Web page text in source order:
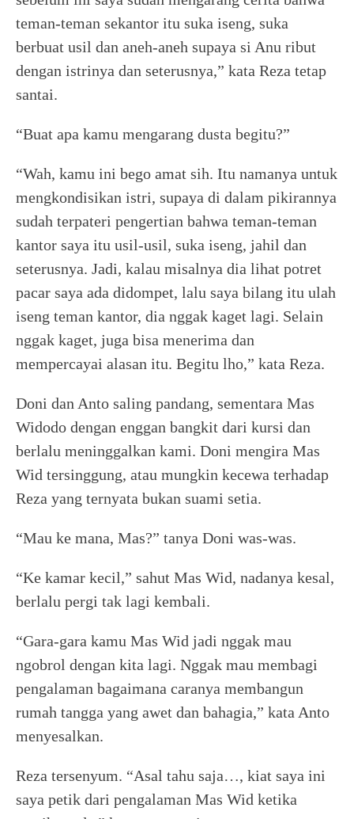
teman-teman sekantor itu suka iseng, suka
berbuat usil dan aneh-aneh supaya si Anu ribut
dengan istrinya dan seterusnya,” kata Reza tetap
santai.
“Buat apa kamu mengarang dusta begitu?”
“Wah, kamu ini bego amat sih. Itu namanya untuk
mengkondisikan istri, supaya di dalam pikirannya
sudah terpateri pengertian bahwa teman-teman
kantor saya itu usil-usil, suka iseng, jahil dan
seterusnya. Jadi, kalau misalnya dia lihat potret
pacar saya ada didompet, lalu saya bilang itu ulah
iseng teman kantor, dia nggak kaget lagi. Selain
nggak kaget, juga bisa menerima dan
mempercayai alasan itu. Begitu lho,” kata Reza.
Doni dan Anto saling pandang, sementara Mas
Widodo dengan enggan bangkit dari kursi dan
berlalu meninggalkan kami. Doni mengira Mas
Wid tersinggung, atau mungkin kecewa terhadap
Reza yang ternyata bukan suami setia.
“Mau ke mana, Mas?” tanya Doni was-was.
“Ke kamar kecil,” sahut Mas Wid, nadanya kesal,
berlalu pergi tak lagi kembali.
“Gara-gara kamu Mas Wid jadi nggak mau
ngobrol dengan kita lagi. Nggak mau membagi
pengalaman bagaimana caranya membangun
rumah tangga yang awet dan bahagia,” kata Anto
menyesalkan.
Reza tersenyum. “Asal tahu saja…, kiat saya ini
saya petik dari pengalaman Mas Wid ketika